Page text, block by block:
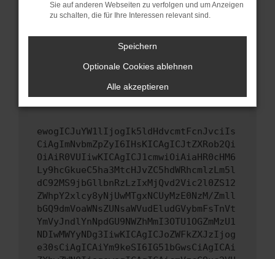
führen, dass bestimmte Funktionen nicht mehr
unterstützt werden.
Wende dich an den Webseitenbetreiber.
Wenn du alle oben genannten Schritte versucht
hast, kontaktiere uns bitte. Wir werden
versuchen, das Problem zu beheben. Du kannst
uns diesen Text schicken, um uns bei der
ewogICJuYW1lIjogIk5ldHdvcmtFcnJvciIs
CiAgImNvbmZpZyI6IHsKICAgICJtZXRob2Qi
OiAiR0VUIiwKICAgICJ1cmwiOiAiaHR0cHM6
Ly9hcGkueC5ha3MtcHJvZC5hdWRhcmlzLm5l
dC92MS9jbGllbnRzLzIxMjQvd2Vic2l0ZS12
ZWhpY2xlcy8yNjUwMTgxNCUyMzE0NzM/Zmll
bGQ9dmVoaWNsZUNsaWVudEludGVybmFsTnVt
YmVyJndlYnNpdGU9NWZhMmI3OTU1OGZmMzU1
NDIwMWYyNDg3IiwKICAgICJoZWFkZXJzIjog
e30sCiAgICAiYm9keSI6IG51bGwsCiAgICAi
Sie auf anderen Webseiten zu verfolgen und um Anzeigen
zu schalten, die für Ihre Interessen relevant sind.
Speichern
Optionale Cookies ablehnen
Alle akzeptieren